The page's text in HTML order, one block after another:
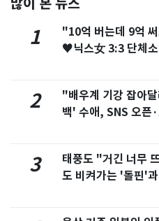
1
"10억 버는데 9억
♥닉스女 3:3 단체
2
"배우계 기강 잡아
백' 수애, SNS 오픈
3
태풍도 "거긴 너무
도 비켜가는 '돌핀'